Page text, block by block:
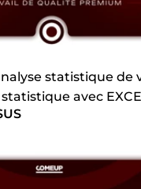
statistique de
avec